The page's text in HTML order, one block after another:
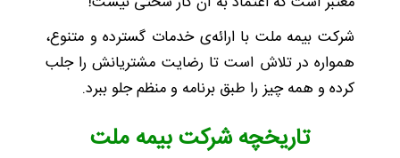
شرکت بیمه ملت با ارائه‌ی خدمات گسترده و متنوع،
همواره در تلاش است تا رضایت مشتریانش را جلب
کرده و همه چیز را طبق برنامه و منظم جلو ببرد.
تاریخچه شرکت بیمه ملت